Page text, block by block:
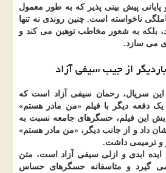
پایانی پیش بینی پذیر که به طور معمول
ناخواسته است. چنین روندی نه تنها
بلکه به شعور مخاطب توهین می کند و
می سازد.
از جیب سیفی آزاد
سریال، رحمان سیفی آزاد است که
یک دفعه دیگر با فیلم «من مادر هستم»
این فیلم، حسگرهای جامعه نسبت به
داد و از جانب دیگر، «من مادر هستم»
و ترمیمی داشت.
ایده ابدی و ازلی سیفی آزاد است، متن
گیرد و متاسفانه حسگرهای حساس